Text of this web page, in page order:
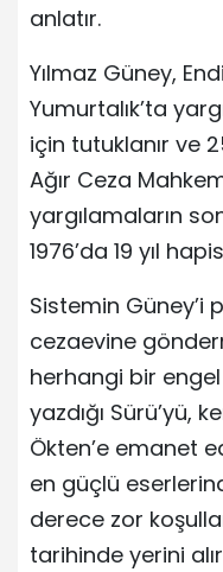
anlatır.
Yılmaz Güney,
Yumurtalık’ta
için tutuklanır ve
Ağır Ceza
yargılamaların
1976’da 19 yıl
Sistemin Güney’i
cezaevine
herhangi bir
yazdığı Sürü’yü,
Ökten’e emanet
en güçlü
derece zor
tarihinde yerini